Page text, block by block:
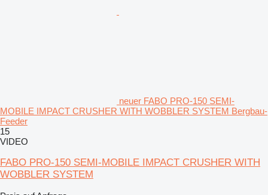
neuer FABO PRO-150 SEMI-
MOBILE IMPACT CRUSHER WITH WOBBLER SYSTEM Bergbau-
Feeder
15
VIDEO
FABO PRO-150 SEMI-MOBILE IMPACT CRUSHER WITH
WOBBLER SYSTEM